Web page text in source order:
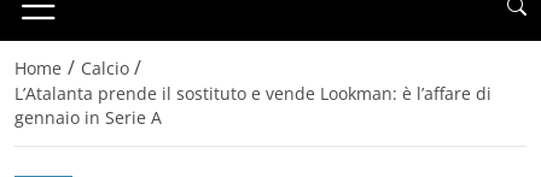
Home / Calcio /
L’Atalanta prende il sostituto e vende Lookman: è l’affare di
gennaio in Serie A